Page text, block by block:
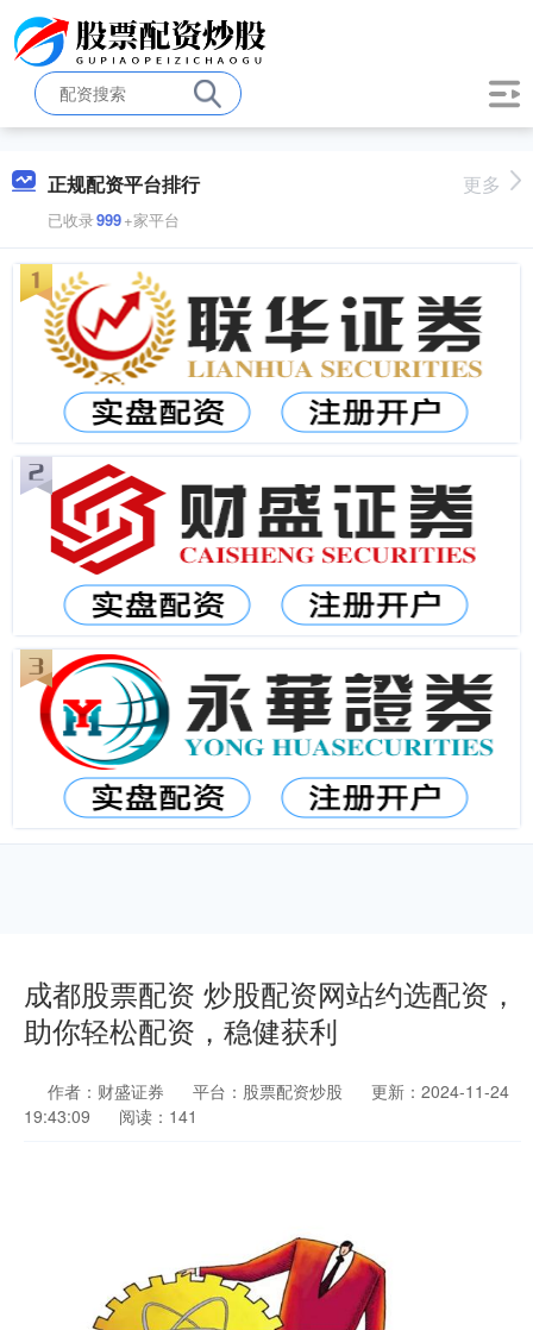
正规配资平台排行
已收录999+家平台
更多
成都股票配资 炒股配资网站约选配资，
助你轻松配资，稳健获利
作者：财盛证券 平台：股票配资炒股
更新：2024-11-24
19:43:09
阅读：141